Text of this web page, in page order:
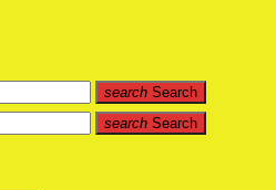
search Search
search Search